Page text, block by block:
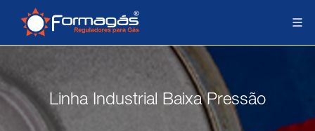
Linha Industrial Baixa Pressão